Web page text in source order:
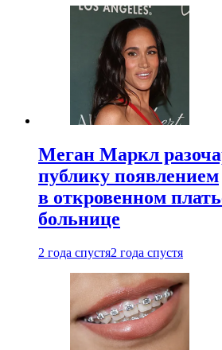
Меган Маркл
публику появлением
в откровенном
больнице
2 года спустя2 года спустя